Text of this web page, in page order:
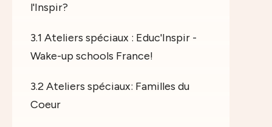
l'Inspir?
3.1 Ateliers spéciaux : Educ'Inspir -
Wake-up schools France!
3.2 Ateliers spéciaux: Familles du
Coeur